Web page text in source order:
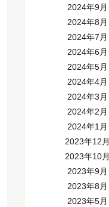
2024年9月
2024年8月
2024年7月
2024年6月
2024年5月
2024年4月
2024年3月
2024年2月
2024年1月
2023年12月
2023年10月
2023年9月
2023年8月
2023年5月